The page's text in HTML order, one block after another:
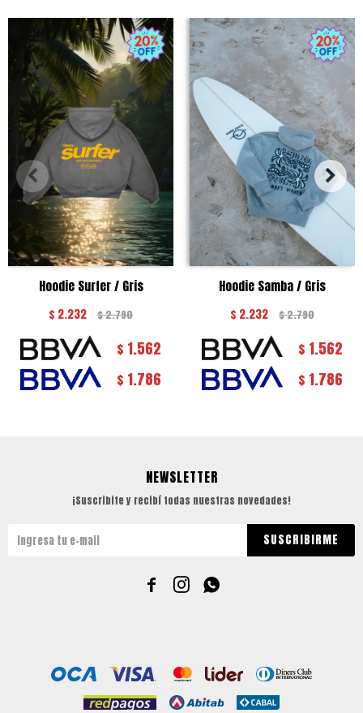
Hoodie Surfer / Gris
$ 2.232 $2.790
$ 1.562
$ 1.786
Hoodie Samba / Gris
$ 2.232 $2.790
$ 1.562
$ 1.786
NEWSLETTER
¡Suscribite y recibí todas nuestras novedades!
SUSCRIBIRME
  